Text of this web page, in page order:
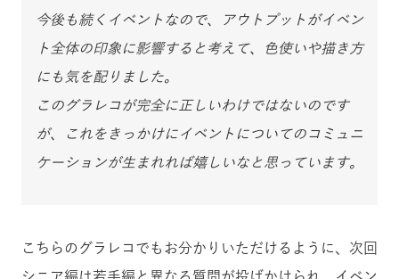
今後も続くイベントなので、アウトプットがイベン
ト全体の印象に影響すると考えて、色使いや描き方
にも気を配りました。
このグラレコが完全に正しいわけではないのです
が、これをきっかけにイベントについてのコミュニ
ケーションが生まれれば嬉しいなと思っています。
こちらのグラレコでもお分かりいただけるように、次回